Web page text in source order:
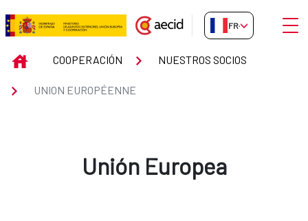
Saut au contenu principal
UNION EUROPÉENNE
FR-FR
INICIOCOOPERACIÓN NUESTROS SOCIOS
UNION EUROPÉENNE
Unión Europea